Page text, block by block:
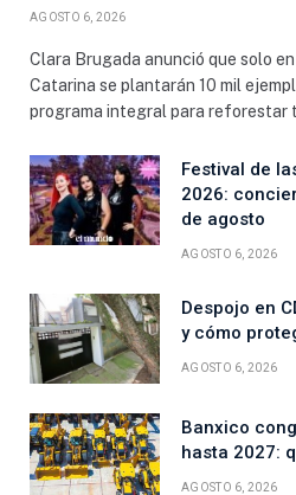
AGOSTO 6, 2026
Clara Brugada anunció que solo
Catarina se plantarán 10 mil
programa integral para reforestar
Festival de
2026:
de agosto
AGOSTO 6, 2026
Despojo en
y cómo
AGOSTO 6, 2026
Banxico
hasta 2027:
AGOSTO 6, 2026